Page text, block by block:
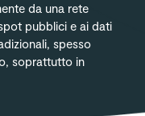
da una rete
pubblici e ai dati
spesso
soprattutto in